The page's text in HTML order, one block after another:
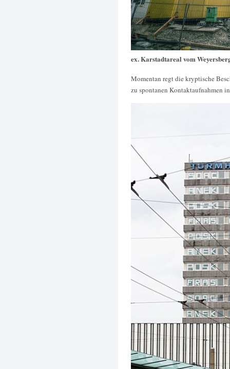
ex. Karstadtareal vom
Momentan regt die kryptische
zu spontanen Kontaktaufnahmen